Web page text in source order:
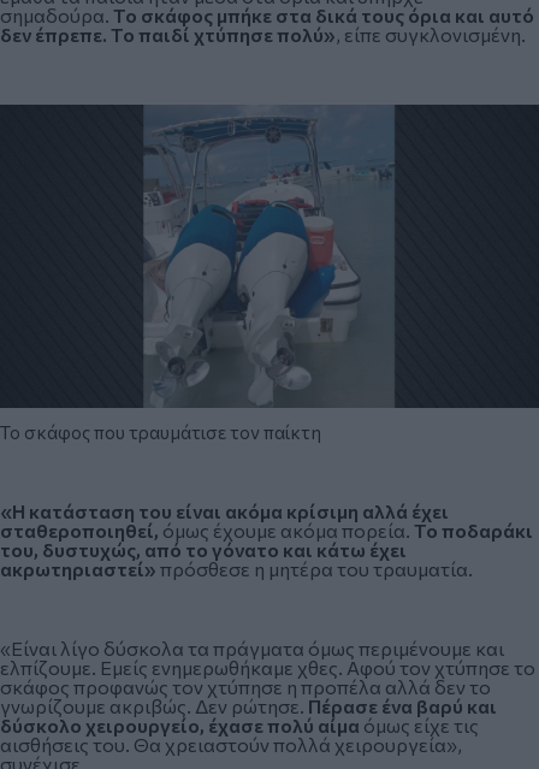
σημαδούρα. Το σκάφος μπήκε στα δικά τους όρια και αυτό
δεν έπρεπε. Το παιδί χτύπησε πολύ», είπε συγκλονισμένη.
Το σκάφος που τραυμάτισε τον παίκτη
«Η κατάσταση του είναι ακόμα κρίσιμη αλλά έχει
σταθεροποιηθεί, όμως έχουμε ακόμα πορεία. Το ποδαράκι
του, δυστυχώς, από το γόνατο και κάτω έχει
ακρωτηριαστεί» πρόσθεσε η μητέρα του τραυματία.
«Είναι λίγο δύσκολα τα πράγματα όμως περιμένουμε και
ελπίζουμε. Εμείς ενημερωθήκαμε χθες. Αφού τον χτύπησε το
σκάφος προφανώς τον χτύπησε η προπέλα αλλά δεν το
γνωρίζουμε ακριβώς. Δεν ρώτησε. Πέρασε ένα βαρύ και
δύσκολο χειρουργείο, έχασε πολύ αίμα όμως είχε τις
αισθήσεις του. Θα χρειαστούν πολλά χειρουργεία»,
συνέχισε.